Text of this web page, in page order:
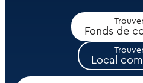
Fonds de
Local